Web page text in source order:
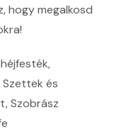
hogy megalkosd
Szettek és
Szobrász